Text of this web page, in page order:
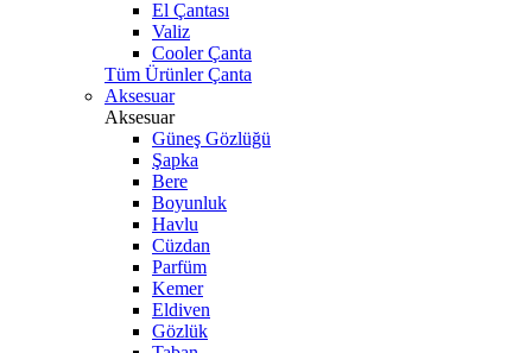
El Çantası
Valiz
Cooler Çanta
Tüm Ürünler Çanta
Aksesuar
Aksesuar
Güneş Gözlüğü
Şapka
Bere
Boyunluk
Havlu
Cüzdan
Parfüm
Kemer
Eldiven
Gözlük